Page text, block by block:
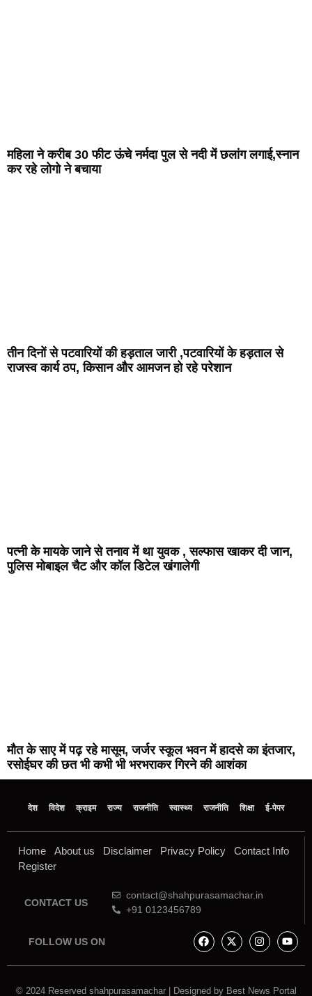
महिला ने करीब 30 फीट ऊंचे नर्मदा पुल से नदी में छलांग लगाई,स्नान
कर रहे लोगो ने बचाया
तीन दिनों से पटवारियों की हड़ताल जारी ,पटवारियों के हड़ताल से
राजस्व कार्य ठप, किसान और आमजन हो रहे परेशान
पत्नी के मायके जाने से तनाव में था युवक , सल्फास खाकर दी जान,
पुलिस मोबाइल चैट और कॉल डिटेल खंगालेगी
मौत के साए में पढ़ रहे मासूम, जर्जर स्कूल भवन में हादसे का इंतजार,
रसोईघर की छत भी कभी भी भरभराकर गिरने की आशंका
देश विदेश क्राइम राज्य राजनीति स्वास्थ्य राजनीति शिक्षा ई-पेपर
Home About us Disclaimer Privacy Policy
Contact Info
Register
CONTACT US
contact@shahpurasamachar.in
+91 0123456789
FOLLOW US ON
© 2024 Reserved shahpurasamachar | Designed by Best News Portal